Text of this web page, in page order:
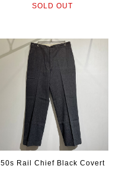
SOLD OUT
50s Rail Chief Black Covert